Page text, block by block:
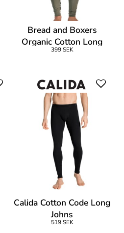
Bread and Boxers
Organic Cotton Long
Johns
399 SEK
Calida Cotton Code Long
Johns
519 SEK